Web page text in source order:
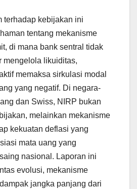
terhadap kebijakan ini
tentang mekanisme
di mana bank sentral tidak
mengelola likuiditas,
memaksa sirkulasi modal
yang negatif. Di negara-
dan Swiss, NIRP bukan
melainkan mekanisme
kekuatan deflasi yang
mata uang yang
nasional. Laporan ini
evolusi, mekanisme
jangka panjang dari